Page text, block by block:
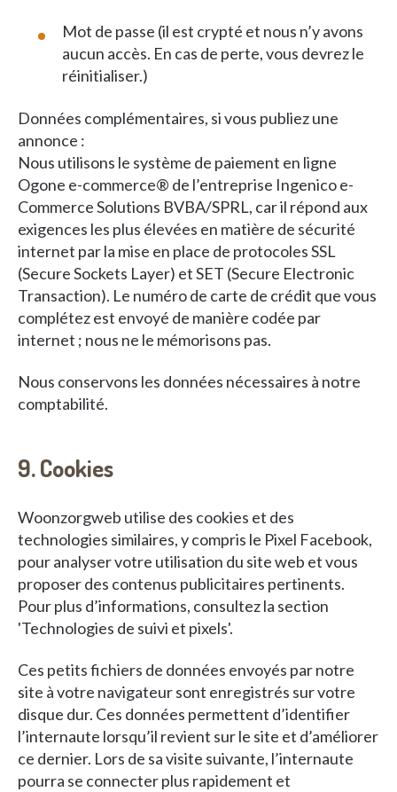
Mot de passe (il est crypté et nous n’y avons
aucun accès. En cas de perte, vous devrez le
réinitialiser.)
Données complémentaires, si vous publiez une
annonce :
Nous utilisons le système de paiement en ligne
Ogone e-commerce® de l’entreprise Ingenico e-
Commerce Solutions BVBA/SPRL, car il répond aux
exigences les plus élevées en matière de sécurité
internet par la mise en place de protocoles SSL
(Secure Sockets Layer) et SET (Secure Electronic
Transaction). Le numéro de carte de crédit que vous
complétez est envoyé de manière codée par
internet ; nous ne le mémorisons pas.
Nous conservons les données nécessaires à notre
comptabilité.
9. Cookies
Woonzorgweb utilise des cookies et des
technologies similaires, y compris le Pixel Facebook,
pour analyser votre utilisation du site web et vous
proposer des contenus publicitaires pertinents.
Pour plus d’informations, consultez la section
'Technologies de suivi et pixels'.
Ces petits fichiers de données envoyés par notre
site à votre navigateur sont enregistrés sur votre
disque dur. Ces données permettent d’identifier
l’internaute lorsqu’il revient sur le site et d’améliorer
ce dernier. Lors de sa visite suivante, l’internaute
pourra se connecter plus rapidement et